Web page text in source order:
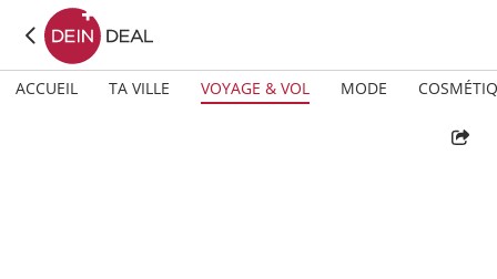
ACCUEIL TA VILLE VOYAGE & VOL MODE